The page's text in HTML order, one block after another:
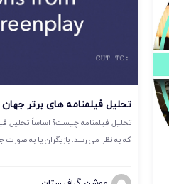
تحلیل فیلمنامه های برتر جهان
تحلیل فیلمنامه چیست؟ اساساً تحلیل
که به نظر می رسد. بازیگران یا به صورت